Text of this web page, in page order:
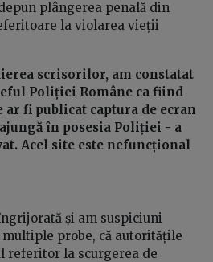
plângerea penală din
la violarea vieții
scrisorilor, am constatat
Poliției Române ca fiind
ar fi publicat captura de ecran
în posesia Poliției - a
Acel site este nefuncțional
și am suspiciuni
probe, că autoritățile
referitor la scurgerea de